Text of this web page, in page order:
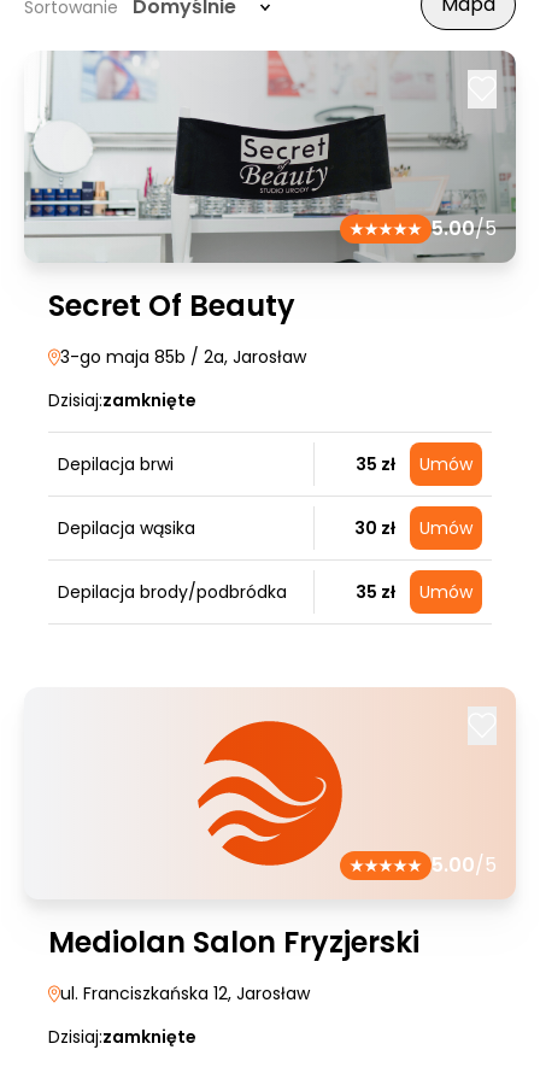
Sortowanie Domyślnie
5.00/5
Secret Of Beauty
3-go maja 85b / 2a, Jarosław
Dzisiaj:zamknięte
Depilacja brwi 35 zł Umów
Depilacja wąsika 30 zł Umów
Depilacja brody/podbródka 35 zł Umów
5.00/5
Mediolan Salon Fryzjerski
ul. Franciszkańska 12, Jarosław
Dzisiaj:zamknięte